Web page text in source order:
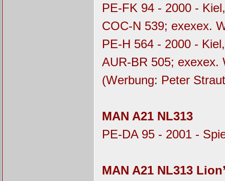
PE-FK 94 - 2000 -
COC-N 539; exexex.
PE-H 564 - 2000 -
AUR-BR 505; exexex.
(Werbung: Peter
MAN A21 NL313
PE-DA 95 - 2001 -
MAN A21 NL313